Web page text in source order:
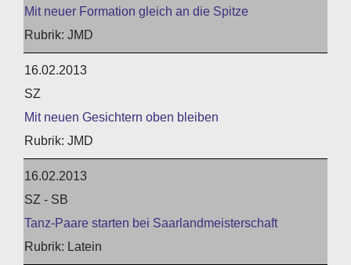
Mit neuer Formation gleich an die Spitze
JMD
16.02.2013
SZ
Mit neuen Gesichtern oben bleiben
JMD
16.02.2013
SZ - SB
Tanz-Paare starten bei Saarlandmeisterschaft
Latein